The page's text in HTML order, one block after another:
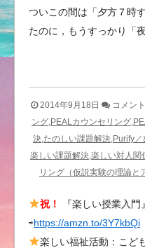
ついこの間は「夕方７時
たのに，もうすっかり「
2014年9月18日
沖
縄
カ
ウ
ン
リ
ン
グ
コメン
ング,PEALカウンセリング
決,たのしい課題解決,Purify
楽しい課題解決,楽しい対人
リング（仮説実験の理論と
祝！
『楽しい授業入
⇨https://amzn.to/3Y7kbQi
楽しい福祉活動：こど